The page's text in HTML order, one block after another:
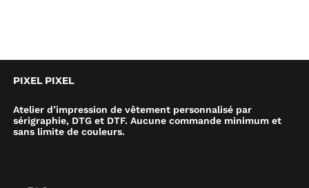
PIXEL PIXEL
Atelier d’impression de vêtement personnalisé par
sérigraphie, DTG et DTF. Aucune commande minimum et
sans limite de couleurs.